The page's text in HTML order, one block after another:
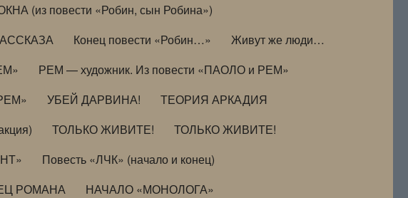
(из повести «Робин, сын Робина»)
Конец повести «Робин…»
Живут же люди…
РЕМ — художник. Из повести «ПАОЛО и РЕМ»
УБЕЙ ДАРВИНА!
ТЕОРИЯ АРКАДИЯ
ТОЛЬКО ЖИВИТЕ!
ТОЛЬКО ЖИВИТЕ!
Повесть «ЛЧК» (начало и конец)
РОМАНА
НАЧАЛО «МОНОЛОГА»